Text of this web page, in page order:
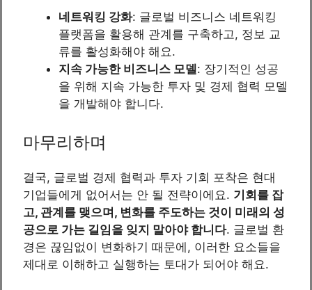
네트워킹 강화: 글로벌 비즈니스 네트워킹
플랫폼을 활용해 관계를 구축하고, 정보 교
류를 활성화해야 해요.
지속 가능한 비즈니스 모델: 장기적인 성공
을 위해 지속 가능한 투자 및 경제 협력 모델
을 개발해야 합니다.
마무리하며
결국, 글로벌 경제 협력과 투자 기회 포착은 현대
기업들에게 없어서는 안 될 전략이에요. 기회를 잡
고, 관계를 맺으며, 변화를 주도하는 것이 미래의 성
공으로 가는 길임을 잊지 말아야 합니다. 글로벌 환
경은 끊임없이 변화하기 때문에, 이러한 요소들을
제대로 이해하고 실행하는 토대가 되어야 해요.